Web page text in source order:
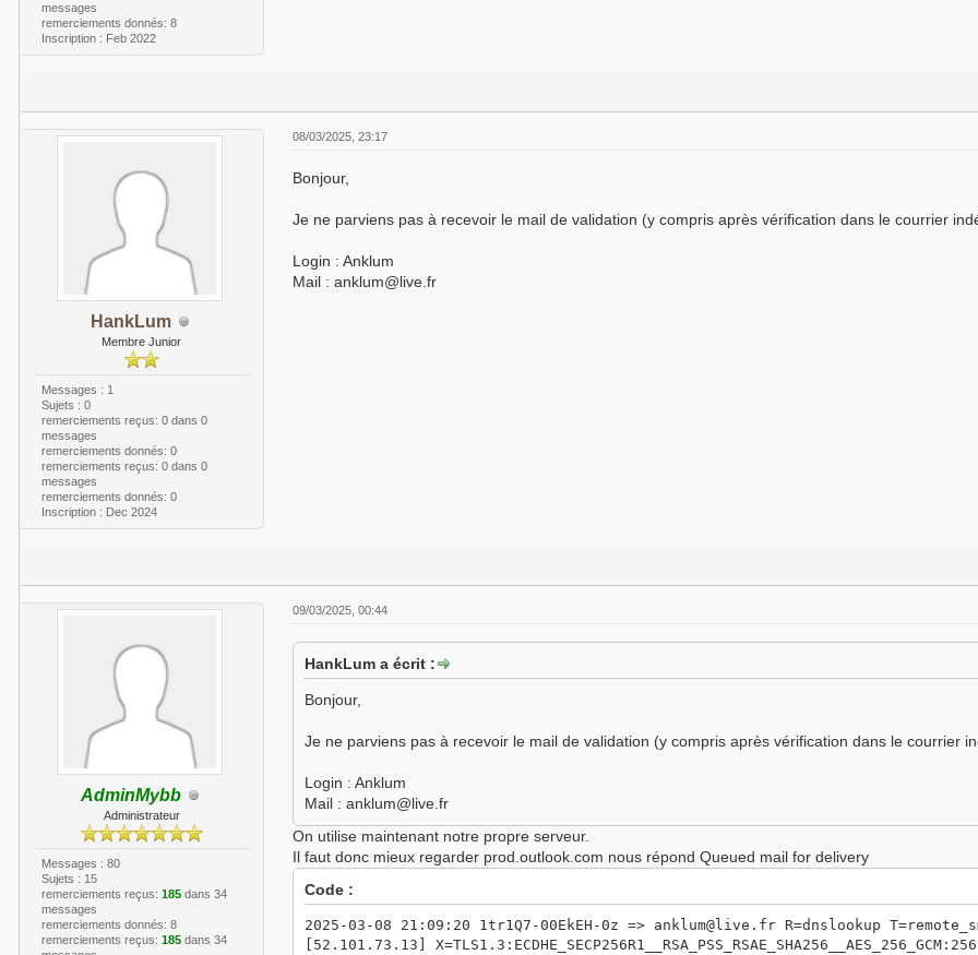
messages
remerciements donnés: 8
Inscription : Feb 2022
HankLum
Membre Junior
Messages : 1
Sujets : 0
remerciements reçus: 0dans 0
messages
remerciements donnés: 0
remerciements reçus: 0dans 0
messages
remerciements donnés: 0
Inscription : Dec 2024
08/03/2025, 23:17
Bonjour,
Je ne parviens pas à recevoir le mail de validation (y compris après vérification dans le courrier
Login : Anklum
Mail : anklum@live.fr
AdminMybb
Administrateur
Messages : 80
Sujets : 15
remerciements reçus: 185dans 34
messages
remerciements donnés: 8
remerciements reçus: 185dans 34
09/03/2025, 00:44
HankLum a écrit :
Bonjour,
Je ne parviens pas à recevoir le mail de validation (y compris après vérification dans le courrier
Login : Anklum
Mail : anklum@live.fr
On utilise maintenant notre propre serveur.
Il faut donc mieux regarder prod.outlook.com nous répond Queued mail for delivery
Code :
2025-03-08 21:09:20 1tr1Q7-00EkEH-0z => anklum@live.fr R=dnslookup
[52.101.73.13]